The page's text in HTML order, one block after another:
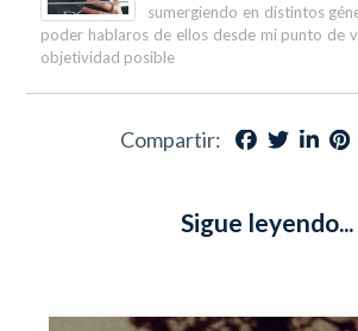
sumergiendo en distintos
poder hablaros de ellos desde mi punto de
objetividad posible
Compartir:
Sigue leyendo...